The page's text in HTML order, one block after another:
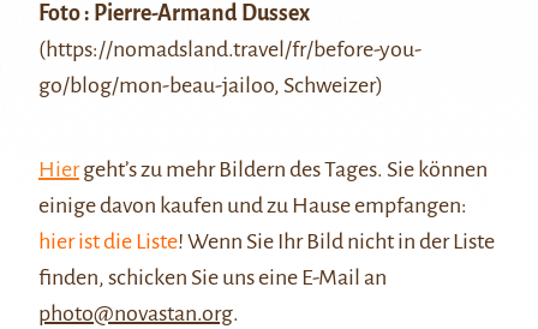
Foto : Pierre-Armand Dussex
(https://nomadsland.travel/fr/before-you-
go/blog/mon-beau-jailoo, Schweizer)
Hiergeht’s zu mehr Bildern des Tages. Sie können
einige davon kaufen und zu Hause empfangen:
hier ist die Liste! Wenn Sie Ihr Bild nicht in der Liste
finden, schicken Sie uns eine E-Mail an
photo@novastan.org.